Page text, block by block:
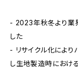
- 2023年秋冬より業
した
- リサイクル化によ
し生地製造時におけ